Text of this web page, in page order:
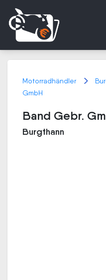
Motorradhändler
GmbH
Band Gebr.
Burgthann